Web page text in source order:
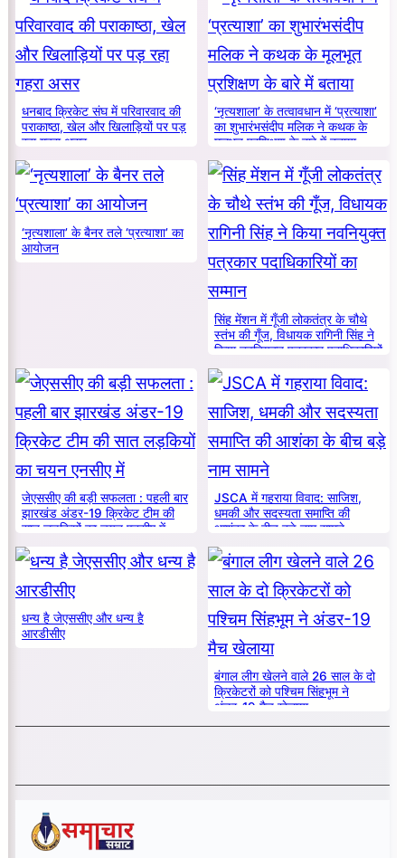
धनबाद क्रिकेट संघ में परिवारवाद की
पराकाष्ठा, खेल और खिलाड़ियों पर पड़
रहा गहरा असर
‘नृत्यशाला’ के तत्वावधान में ‘प्रत्याशा’
का शुभारंभसंदीप मलिक ने कथक के
मूलभूत प्रशिक्षण के बारे में बताया
‘नृत्यशाला’ के बैनर तले ‘प्रत्याशा’ का
आयोजन
सिंह मेंशन में गूँजी लोकतंत्र के चौथे
स्तंभ की गूँज, विधायक रागिनी सिंह ने
किया नवनियुक्त पत्रकार पदाधिकारियों
का सम्मान
जेएससीए की बड़ी सफलता : पहली बार
झारखंड अंडर-19 क्रिकेट टीम की
सात लड़कियों का चयन एनसीए में
JSCA में गहराया विवाद: साजिश,
धमकी और सदस्यता समाप्ति की
आशंका के बीच बड़े नाम सामने
धन्य है जेएससीए और धन्य है
आरडीसीए
बंगाल लीग खेलने वाले 26 साल के दो
क्रिकेटरों को पश्चिम सिंहभूम ने
अंडर-19 मैच खेलाया